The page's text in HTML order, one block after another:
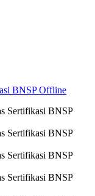
BNSP Offline